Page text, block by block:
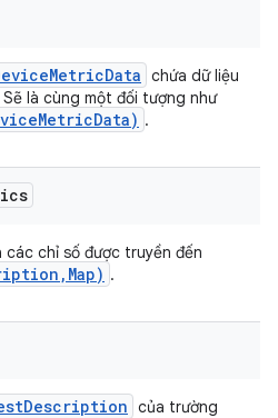
MetricData chứa dữ liệu
là cùng một đối tượng như
MetricData) .
các chỉ số được truyền đến
, Map) .
Description của trường